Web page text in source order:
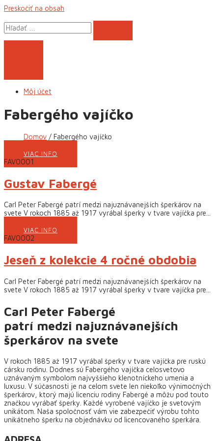
Preskočiť na obsah
Môj účet
Fabergého vajíčko
Domov Fabergého vajíčko
VIAC INFO
FAV0001
Gustav Fabergé
Carl Peter Fabergé patrí medzi najuznávanejších šperkárov na
svete V rokoch 1885 až 1917 vyrábal šperky v tvare vajíčka pre...
VIAC INFO
FAV0002
Jeseň z kolekcie 4 ročné obdobia
Carl Peter Fabergé patrí medzi najuznávanejších šperkárov na
svete V rokoch 1885 až 1917 vyrábal šperky v tvare vajíčka pre...
Carl Peter Fabergé
patrí medzi najuznávanejších
šperkárov na svete
V rokoch 1885 až 1917 vyrábal šperky v tvare vajíčka pre ruskú
cársku rodinu. Dodnes sú Fabergého vajíčka celosvetovo
uznávaným symbolom najvyššieho klenotníckeho umenia a
luxusu. V súčasnosti je na celom svete len niekoľko výnimočných
šperkárov, ktorý majú licenciu rodiny Fabergé a môžu pod touto
značkou vyrábať šperky. Každé vyrobené vajíčko je svetovým
unikátom. Naša spoločnosť vám vie zabezpečiť výrobu tohto
unikátneho šperku na objednávku od licencovaného šperkára.